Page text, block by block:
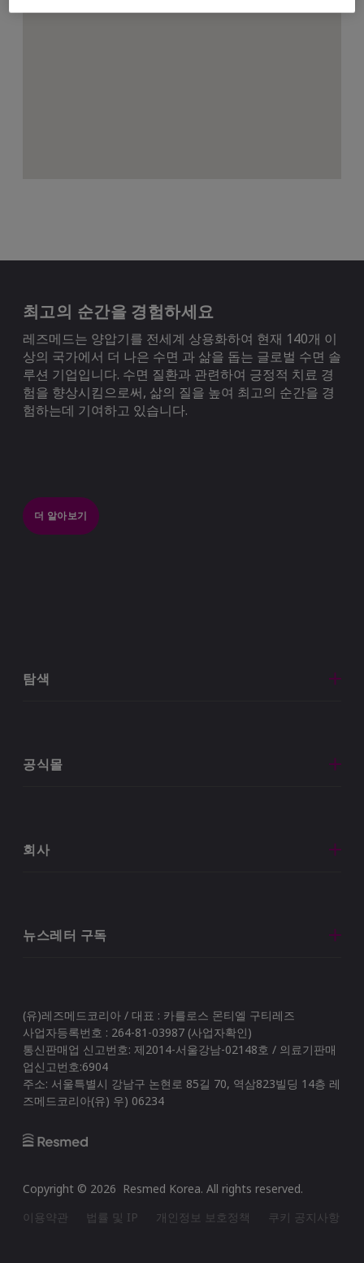
최고의 순간을 경험하세요
레즈메드는 양압기를 전세계 상용화하여 현재 140개 이
상의 국가에서 더 나은 수면 과 삶을 돕는 글로벌 수면 솔
루션 기업입니다. 수면 질환과 관련하여 긍정적 치료 경
험을 향상시킴으로써, 삶의 질을 높여 최고의 순간을 경
험하는데 기여하고 있습니다.
더 알아보기
탐색
공식몰
회사
뉴스레터 구독
(유)레즈메드코리아 / 대표 : 카를로스 몬티엘 구티레즈
사업자등록번호 : 264-81-03987 (사업자확인)
통신판매업 신고번호: 제2014-서울강남-02148호 / 의료기판매
업신고번호:6904
주소: 서울특별시 강남구 논현로 85길 70, 역삼823빌딩 14층 레
즈메드코리아(유) 우) 06234
Copyright © 2026 Resmed Korea. All rights reserved.
이용약관
법률 및 IP 개인정보 보호정책 쿠키 공지사항